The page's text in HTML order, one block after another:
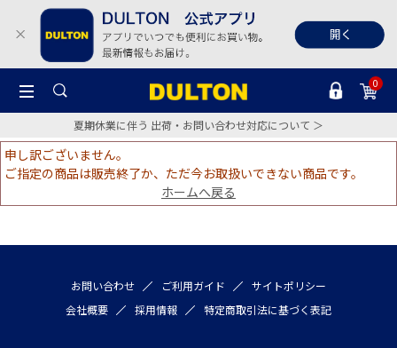
0
夏期休業に伴う 出荷・お問い合わせ対応について ＞
申し訳ございません。
ご指定の商品は販売終了か、ただ今お取扱いできない商品です。
ホームへ戻る
お問い合わせ ご利用ガイド
サイトポリシー
会社概要
採用情報 特定商取引法に基づく表記